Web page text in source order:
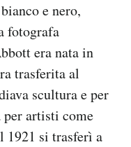
e nero,
fotografa
era nata in
trasferita al
scultura e per
per artisti come
1921 si trasferì a